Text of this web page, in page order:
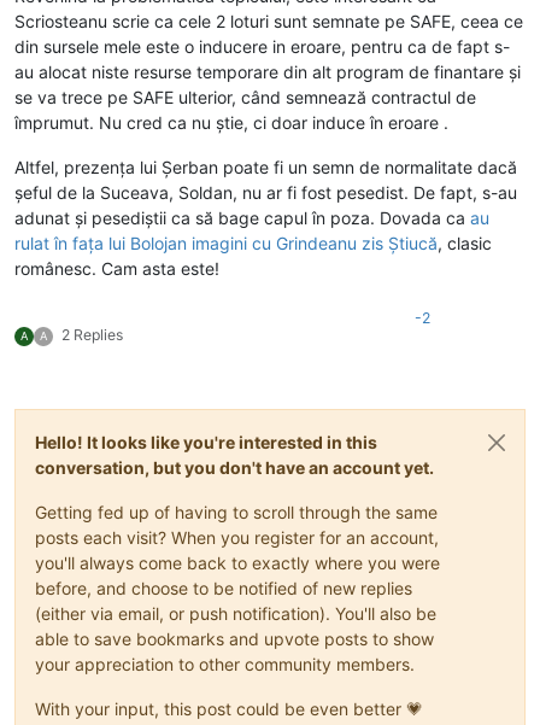
Scriosteanu scrie ca cele 2 loturi sunt semnate pe SAFE, ceea ce
din sursele mele este o inducere in eroare, pentru ca de fapt s-
au alocat niste resurse temporare din alt program de finantare și
se va trece pe SAFE ulterior, când semnează contractul de
împrumut. Nu cred ca nu știe, ci doar induce în eroare .
Altfel, prezența lui Șerban poate fi un semn de normalitate dacă
șeful de la Suceava, Soldan, nu ar fi fost pesedist. De fapt, s-au
adunat și pesediștii ca să bage capul în poza. Dovada ca au
rulat în fața lui Bolojan imagini cu Grindeanu zis Știucă, clasic
românesc. Cam asta este!
A A 2 Replies
-2
Hello! It looks like you're interested in this
conversation, but you don't have an account yet.
Getting fed up of having to scroll through the same
posts each visit? When you register for an account,
you'll always come back to exactly where you were
before, and choose to be notified of new replies
(either via email, or push notification). You'll also be
able to save bookmarks and upvote posts to show
your appreciation to other community members.
With your input, this post could be even better 💗